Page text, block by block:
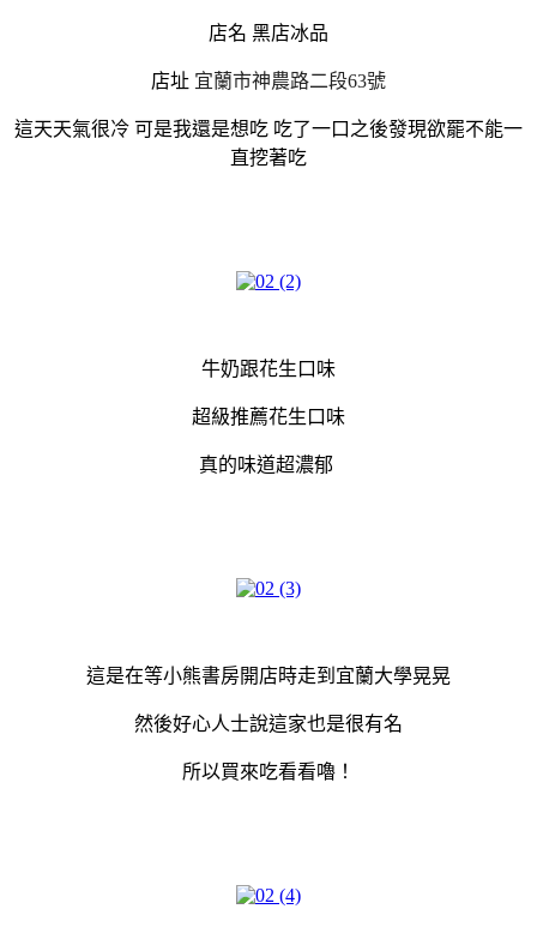
店名 黑店冰品
店址 宜蘭市神農路二段63號
這天天氣很冷 可是我還是想吃 吃了一口之後發現欲罷不能一
直挖著吃
牛奶跟花生口味
超級推薦花生口味
真的味道超濃郁
這是在等小熊書房開店時走到宜蘭大學晃晃
然後好心人士說這家也是很有名
所以買來吃看看嚕！